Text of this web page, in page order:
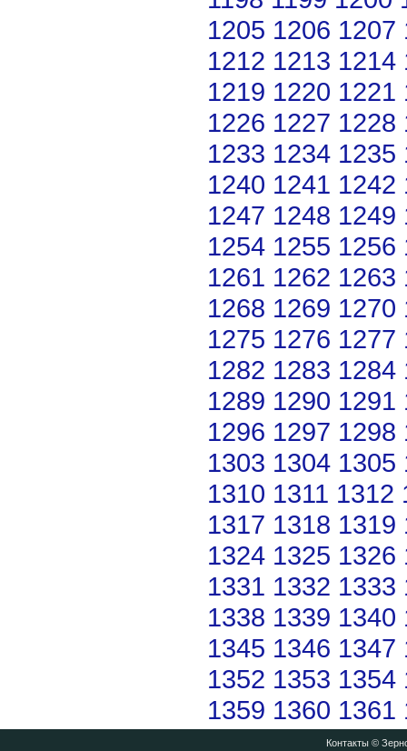
1205 1206 1207
1212 1213 1214
1219 1220 1221
1226 1227 1228
1233 1234 1235
1240 1241 1242
1247 1248 1249
1254 1255 1256
1261 1262 1263
1268 1269 1270
1275 1276 1277
1282 1283 1284
1289 1290 1291
1296 1297 1298
1303 1304 1305
1310 1311 1312
1317 1318 1319
1324 1325 1326
1331 1332 1333
1338 1339 1340
1345 1346 1347
1352 1353 1354
1359 1360 1361
Контакты©